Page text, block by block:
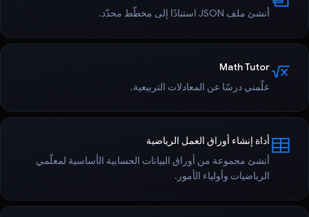
أنشئ ملف JSON استنادًا إلى مخطّط محدّد.
Math Tutor
علّمني درسًا عن المعادلات التربيعية.
أداة إنشاء أوراق العمل الرياضية
أنشئ مجموعة من أوراق البيانات الحسابية الأساسية لمعلّمي
الرياضيات وأولياء الأمور.